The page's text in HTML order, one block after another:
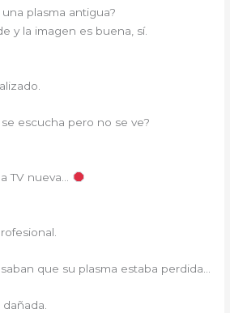
plasma antigua?
y la imagen es buena, sí.
escucha pero no se ve?
TV nueva…
que su plasma estaba perdida…